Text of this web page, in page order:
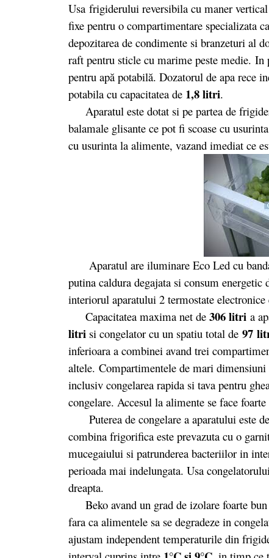
Usa frigiderului reversibila cu maner
fixe pentru o compartimentare specializata
depozitarea de condimente si branzeturi al
raft pentru sticle cu marime peste medie.
pentru apă potabilă. Dozatorul de apa rece
potabila cu capacitatea de 1,8 litri.
Aparatul este dotat si pe partea de
balamale glisante ce pot fi scoase cu
cu usurinta la alimente, vazand imediat ce
Aparatul are iluminare Eco Led cu
putina caldura degajata si consum
interiorul aparatului 2 termostate electronice
Capacitatea maxima net de 306 litri a
litri si congelator cu un spatiu total de 97
inferioara a combinei avand trei
altele. Compartimentele de mari
inclusiv congelarea rapida si tava pentru
congelare. Accesul la alimente se face
Puterea de congelare a aparatului este de
combina frigorifica este prevazuta cu o
mucegaiului si patrunderea bacteriilor in
perioada mai indelungata. Usa
dreapta.
Beko avand un grad de izolare foarte
fara ca alimentele sa se degradeze in
ajustam independent temperaturile din